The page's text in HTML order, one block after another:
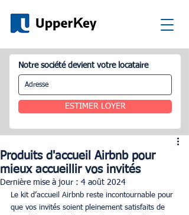
Notre société devient votre locataire
ESTIMER LOYER
Produits d'accueil Airbnb pour
mieux accueillir vos invités
Dernière mise à jour : 4 août 2024
Le kit d’accueil Airbnb reste incontournable pour
que vos invités soient pleinement satisfaits de